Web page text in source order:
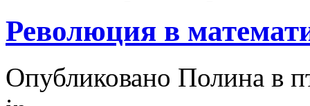
Революция в
Опубликовано Полина в